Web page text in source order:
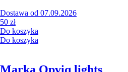
Dostawa od 07.09.2026
50 zł
Do koszyka
Do koszyka